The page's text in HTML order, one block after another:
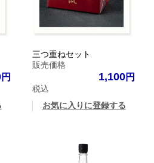
三つ重ねセット
販売価格
1,100
税込
お気に入りに登録する